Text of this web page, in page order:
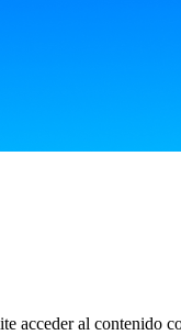
al contenido